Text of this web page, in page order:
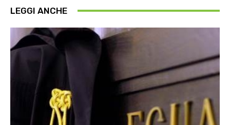
LEGGI ANCHE